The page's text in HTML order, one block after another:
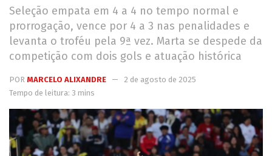
Seleção empata em 4 a 4 no tempo normal e
prorrogação, vence por 4 a 3 nas penalidades e
levanta o troféu pela 9ª vez. Marta se despede da
competição com dois gols e atuação histórica
POR MARCELO ALIXANDRE
2 de agosto de 2025
Tempo de leitura: 3 mins